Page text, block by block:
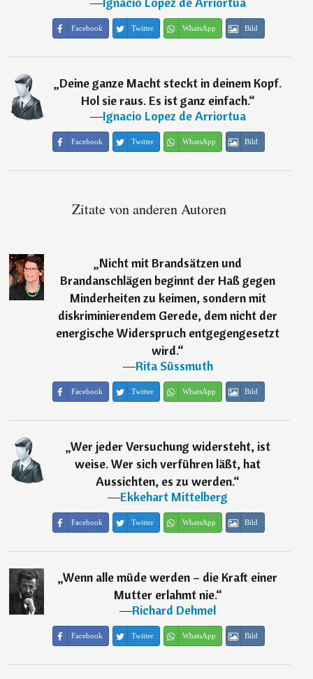
Facebook Twitter WhatsApp Bild
„Deine ganze Macht steckt in deinem Kopf.
Hol sie raus. Es ist ganz einfach.“
―Ignacio Lopez de Arriortua
Facebook Twitter WhatsApp Bild
Zitate von anderen Autoren
„Nicht mit Brandsätzen und
Brandanschlägen beginnt der Haß gegen
Minderheiten zu keimen, sondern mit
diskriminierendem Gerede, dem nicht der
energische Widerspruch entgegengesetzt
wird.“
―Rita Süssmuth
Facebook Twitter WhatsApp Bild
„Wer jeder Versuchung widersteht, ist
weise. Wer sich verführen läßt, hat
Aussichten, es zu werden.“
―Ekkehart Mittelberg
Facebook Twitter WhatsApp Bild
„Wenn alle müde werden – die Kraft einer
Mutter erlahmt nie.“
―Richard Dehmel
Facebook Twitter WhatsApp Bild